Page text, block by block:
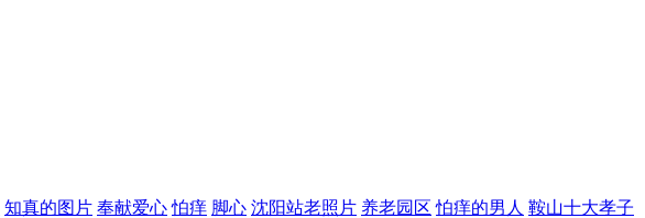
知真的图片 奉献爱心 怕痒 脚心 沈阳站老照片 养老园区 怕痒的男人 鞍山十大孝子